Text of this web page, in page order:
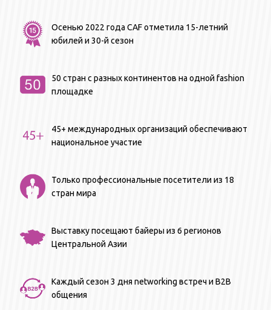
Осенью 2022 года CAF отметила 15-летний
юбилей и 30-й сезон
50 стран с разных континентов на одной fashion
площадке
45+ международных организаций обеспечивают
национальное участие
Только профессиональные посетители из 18
стран мира
Выставку посещают байеры из 6 регионов
Центральной Азии
Каждый сезон 3 дня networking встреч и B2B
общения